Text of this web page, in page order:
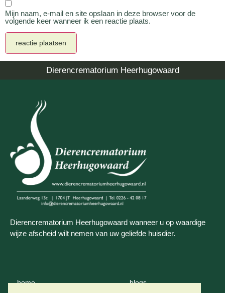
Mijn naam, e-mail en site opslaan in deze browser voor de
volgende keer wanneer ik een reactie plaats.
Dierencrematorium Heerhugowaard
Dierencrematorium Heerhugowaard wanneer u op waardige
wijze afscheid wilt nemen van uw geliefde huisdier.
home blogs